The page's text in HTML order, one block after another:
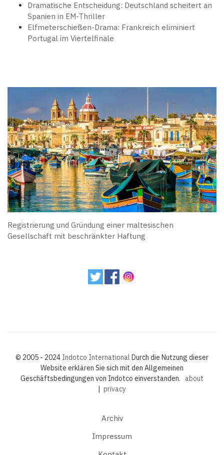
Dramatische Entscheidung: Deutschland scheitert an
Spanien in EM-Thriller
Elfmeterschießen-Drama: Frankreich eliminiert
Portugal im Viertelfinale
Registrierung und Gründung einer maltesischen
Gesellschaft mit beschränkter Haftung
© 2005 - 2024 Indotco International Durch die Nutzung dieser
Website erklären Sie sich mit den Allgemeinen
Geschäftsbedingungen von Indotco einverstanden. about
| privacy
Archiv
Impressum